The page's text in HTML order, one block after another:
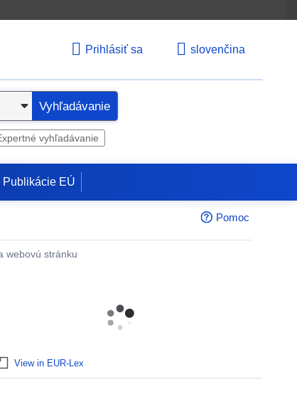
Prihlásiť sa slovenčina
Vyhľadávanie
vyhľadávanie
Publikácie EÚ
Pomoc
webovú stránku
View in EUR-Lex